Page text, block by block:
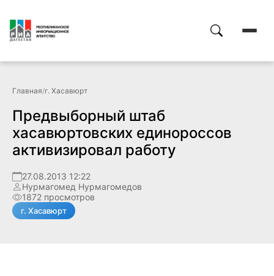
Главная/г. Хасавюрт
Предвыборный штаб
хасавюртовских единороссов
активизировал работу
27.08.2013 12:22
Нурмагомед Нурмагомедов
1872 просмотров
г. Хасавюрт